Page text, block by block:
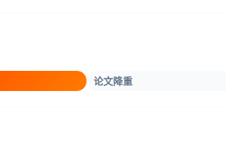
论文降重